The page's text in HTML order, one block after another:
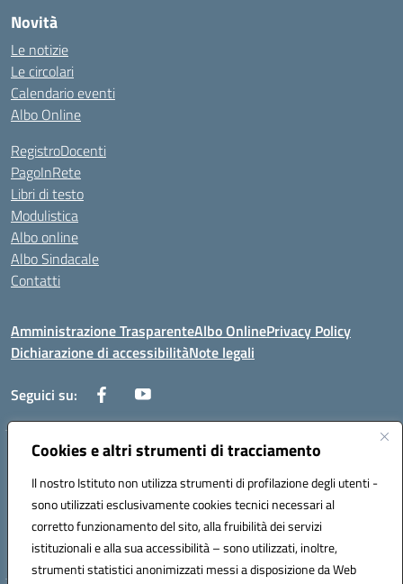
Cookies e altri strumenti di tracciamento
Il nostro Istituto non utilizza strumenti di profilazione degli utenti -
sono utilizzati esclusivamente cookies tecnici necessari al
corretto funzionamento del sito, alla fruibilità dei servizi
istituzionali e alla sua accessibilità – sono utilizzati, inoltre,
strumenti statistici anonimizzati messi a disposizione da Web
Novità
Le notizie
Le circolari
Calendario eventi
Albo Online
RegistroDocenti
PagoInRete
Libri di testo
Modulistica
Albo online
Albo Sindacale
Contatti
Amministrazione TrasparenteAlbo OnlinePrivacy Policy
Dichiarazione di accessibilitàNote legali
Seguici su:
Via Negroni - 87100 Cosenza
Telefono e Fax: 098433104
Mail: csic898008@istruzione.it - PEC: csic898008@pec.istruzione.it
Codice univoco ufficio: UFUEI1
Codice meccanografico: CSIC898008
Codice fiscale: 98094050782